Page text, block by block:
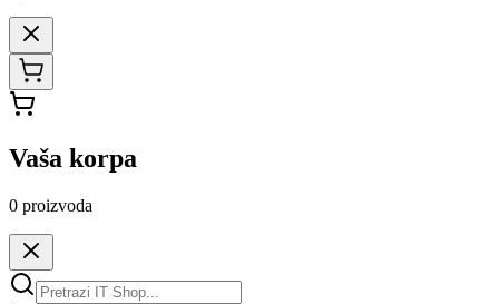
Vaša korpa
0 proizvoda